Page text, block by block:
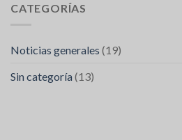
CATEGORÍAS
Noticias generales (19)
Sin categoría (13)